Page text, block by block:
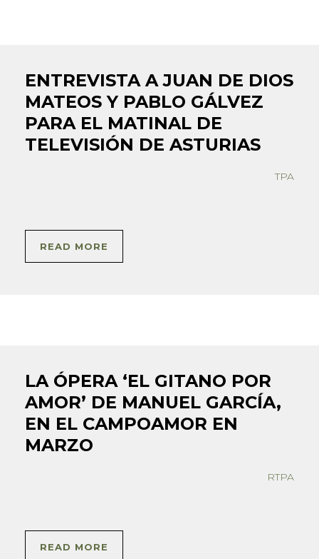
ENTREVISTA A JUAN DE DIOS
MATEOS Y PABLO GÁLVEZ
PARA EL MATINAL DE
TELEVISIÓN DE ASTURIAS
TPA
READ MORE
LA ÓPERA ‘EL GITANO POR
AMOR’ DE MANUEL GARCÍA,
EN EL CAMPOAMOR EN
MARZO
RTPA
READ MORE